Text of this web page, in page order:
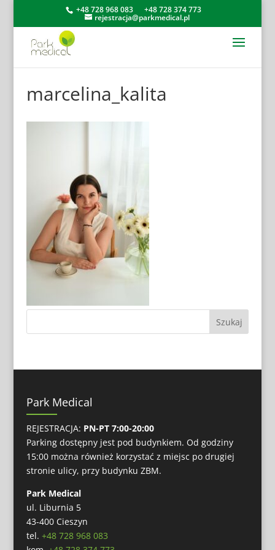
+48 728 968 083 +48 728 374 773
rejestracja@parkmedical.pl
marcelina_kalita
Park Medical
REJESTRACJA: PN-PT 7:00-20:00
Parking dostępny jest pod budynkiem. Od godziny
15:00 można również korzystać z miejsc po drugiej
stronie ulicy, przy budynku ZBM.
Park Medical
ul. Liburnia 5
43-400 Cieszyn
tel. +48 728 968 083